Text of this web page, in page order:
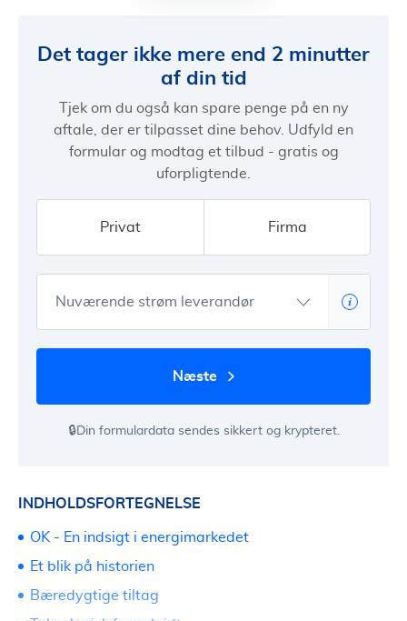
Det tager ikke mere end 2 minutter
af din tid
Tjek om du også kan spare penge på en ny
aftale, der er tilpasset dine behov. Udfyld en
formular og modtag et tilbud - gratis og
uforpligtende.
Privat Firma
Nuværende strøm leverandør
næste
🔒Din formulardata sendes sikkert og krypteret.
INDHOLDSFORTEGNELSE
OK - En indsigt i energimarkedet
Et blik på historien
Bæredygtige tiltag